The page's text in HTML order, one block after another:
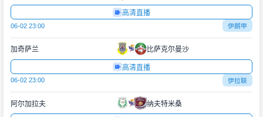
高清直播
06-02 23:00 伊朗甲
加奇萨兰 比萨克尔曼沙
高清直播
06-02 23:00 伊拉联
阿尔加拉夫 纳夫特米桑